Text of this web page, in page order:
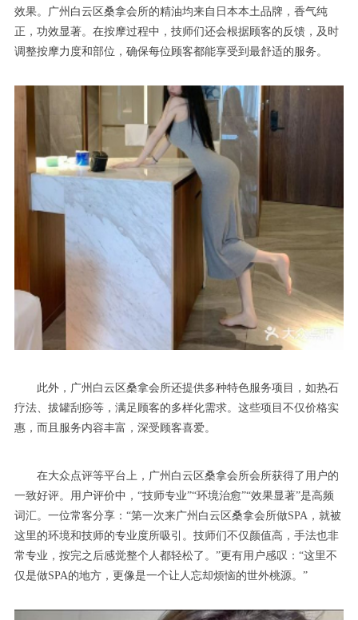
效果。广州白云区桑拿会所的精油均来自日本本土品牌，香气纯
正，功效显著。在按摩过程中，技师们还会根据顾客的反馈，及时
调整按摩力度和部位，确保每位顾客都能享受到最舒适的服务。
此外，广州白云区桑拿会所还提供多种特色服务项目，如热石
疗法、拔罐刮痧等，满足顾客的多样化需求。这些项目不仅价格实
惠，而且服务内容丰富，深受顾客喜爱。
在大众点评等平台上，广州白云区桑拿会所会所获得了用户的
一致好评。用户评价中，“技师专业”“环境治愈”“效果显著”是高频
词汇。一位常客分享：“第一次来广州白云区桑拿会所做SPA，就被
这里的环境和技师的专业度所吸引。技师们不仅颜值高，手法也非
常专业，按完之后感觉整个人都轻松了。”更有用户感叹：“这里不
仅是做SPA的地方，更像是一个让人忘却烦恼的世外桃源。”